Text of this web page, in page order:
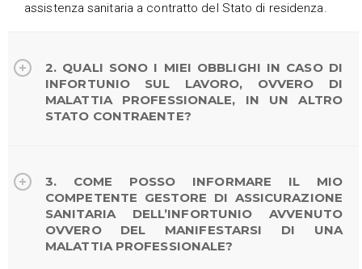
assistenza sanitaria a contratto del Stato di residenza.
2. QUALI SONO I MIEI OBBLIGHI IN CASO DI
INFORTUNIO SUL LAVORO, OVVERO DI
MALATTIA PROFESSIONALE, IN UN ALTRO
STATO CONTRAENTE?
3. COME POSSO INFORMARE IL MIO
COMPETENTE GESTORE DI ASSICURAZIONE
SANITARIA DELL’INFORTUNIO AVVENUTO
OVVERO DEL MANIFESTARSI DI UNA
MALATTIA PROFESSIONALE?